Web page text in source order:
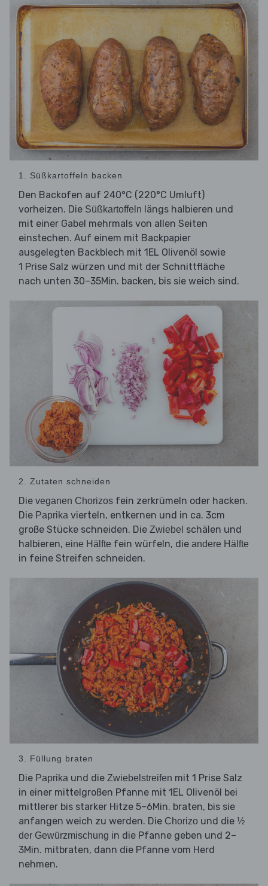
1. Süßkartoffeln backen
Den Backofen auf 240°C (220°C Umluft)
vorheizen. Die Süßkartoffeln längs halbieren und
mit einer Gabel mehrmals von allen Seiten
einstechen. Auf einem mit Backpapier
ausgelegten Backblech mit 1EL Olivenöl sowie
1 Prise Salz würzen und mit der Schnittfläche
nach unten 30–35Min. backen, bis sie weich sind.
2. Zutaten schneiden
Die veganen Chorizos fein zerkrümeln oder hacken.
Die Paprika vierteln, entkernen und in ca. 3cm
große Stücke schneiden. Die Zwiebel schälen und
halbieren, eine Hälfte fein würfeln, die andere Hälfte
in feine Streifen schneiden.
3. Füllung braten
Die Paprika und die Zwiebelstreifen mit 1 Prise Salz
in einer mittelgroßen Pfanne mit 1EL Olivenöl bei
mittlerer bis starker Hitze 5–6Min. braten, bis sie
anfangen weich zu werden. Die Chorizo und die ½
der Gewürzmischung in die Pfanne geben und 2–
3Min. mitbraten, dann die Pfanne vom Herd
nehmen.